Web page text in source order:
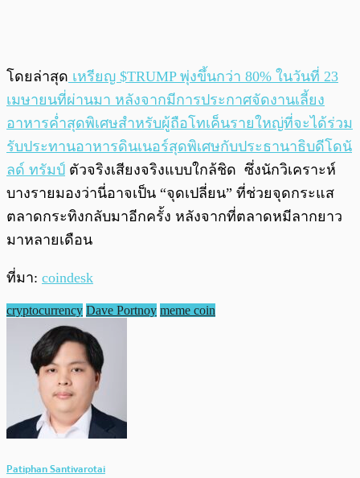
โดยล่าสุด เหรียญ $TRUMP พุ่งขึ้นกว่า 80% ในวันที่ 23
เมษายนที่ผ่านมา หลังจากมีการประกาศจัดงานเลี้ยง
อาหารค่ำสุดพิเศษสำหรับผู้ถือโทเค็นรายใหญ่ที่จะได้ร่วม
รับประทานอาหารดินเนอร์สุดพิเศษกับประธานาธิบดีโดนั
ลด์ ทรัมป์ ตัวจริงเสียงจริงแบบใกล้ชิด ซึ่งนักวิเคราะห์
บางรายมองว่านี่อาจเป็น “จุดเปลี่ยน” ที่ช่วยจุดกระแส
ตลาดกระทิงกลับมาอีกครั้ง หลังจากที่ตลาดหมีลากยาว
มาหลายเดือน
ที่มา: coindesk
cryptocurrency Dave Portnoy meme coin
Patiphan Santivarotai